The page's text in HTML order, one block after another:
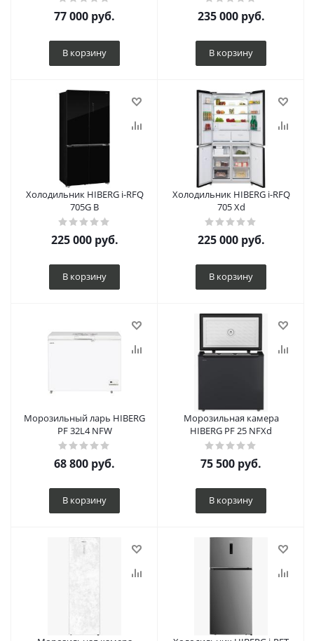
77 000 руб.
В корзину
235 000руб.
В корзину
Холодильник HIBERG i-RFQ
705G B
225 000руб.
В корзину
Холодильник HIBERG i-RFQ
705 Xd
225 000руб.
В корзину
Морозильный ларь HIBERG
PF 32L4 NFW
68 800 руб.
В корзину
Морозильная камера
HIBERG PF 25 NFXd
75 500 руб.
В корзину